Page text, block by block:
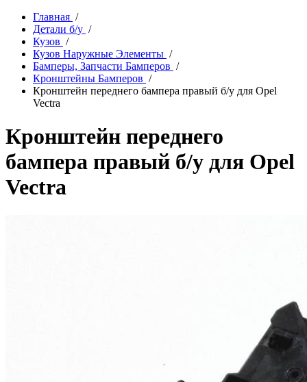
Главная /
Детали б/у /
Кузов /
Кузов Наружные Элементы /
Бамперы, Запчасти Бамперов /
Кронштейны Бамперов /
Кронштейн переднего бампера правый б/у для Opel
Vectra
Кронштейн переднего
бампера правый б/у для Opel
Vectra